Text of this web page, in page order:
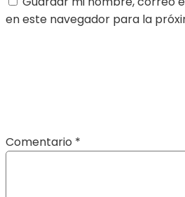
en este navegador para la
Comentario *